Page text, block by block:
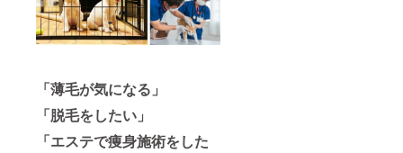
「薄毛が気になる」
「脱毛をしたい」
「エステで痩身施術をした